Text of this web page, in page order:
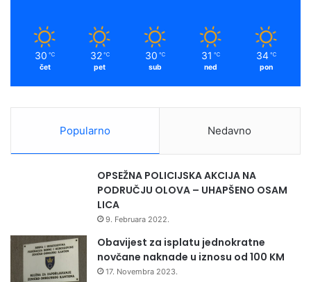
30 ℃
čet
32 ℃
pet
30 ℃
sub
31 ℃
ned
34 ℃
pon
Popularno Nedavno
OPSEŽNA POLICIJSKA AKCIJA NA
PODRUČJU OLOVA – UHAPŠENO OSAM
LICA
9. Februara 2022.
Obavijest za isplatu jednokratne
novčane naknade u iznosu od 100 KM
17. Novembra 2023.